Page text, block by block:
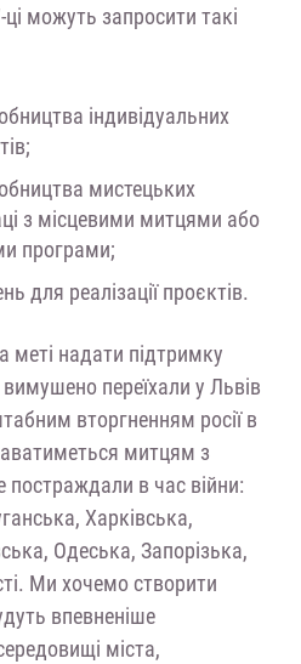
можуть запросити такі
індивідуальних
мистецьких
з місцевими митцями або
програми;
для реалізації проєктів.
надати підтримку
переїхали у Львів
вторгненням росії в
митцям з
постраждали в час війни:
Харківська,
Одеська, Запорізька,
Ми хочемо створити
впевненіше
міста,